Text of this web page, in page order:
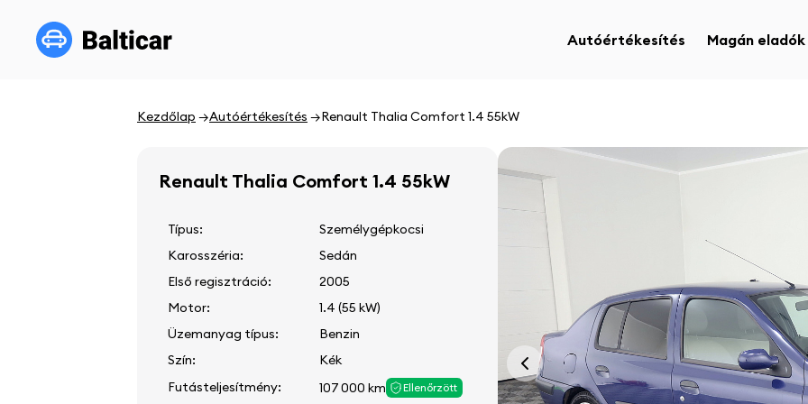
Autóértékesítés Magán eladók
Kezdőlap Autóértékesítés Renault Thalia Comfort 1.4 55kW
Renault Thalia Comfort 1.4 55kW
Típus:
Személygépkocsi
Karosszéria:
Sedán
Első regisztráció:
2005
Motor:
1.4 (55 kW)
Üzemanyag típus:
Benzin
Szín:
Kék
Futásteljesítmény:
107 000 km Ellenőrzött